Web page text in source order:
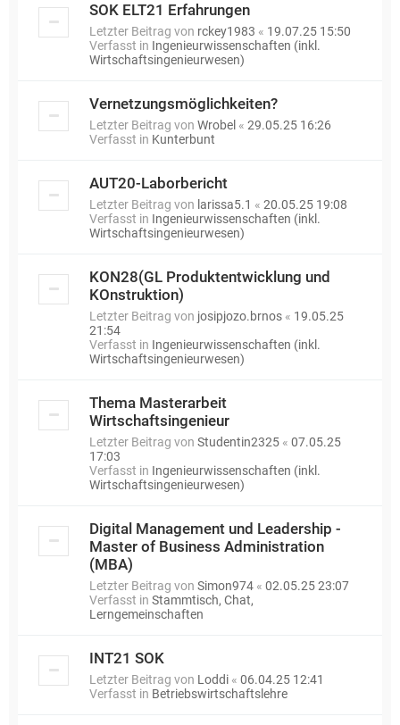
SOK ELT21 Erfahrungen
Letzter Beitrag von rckey1983 « 19.07.25 15:50
Verfasst in Ingenieurwissenschaften (inkl.
Wirtschaftsingenieurwesen)
Vernetzungsmöglichkeiten?
Letzter Beitrag von Wrobel « 29.05.25 16:26
Verfasst in Kunterbunt
AUT20-Laborbericht
Letzter Beitrag von larissa5.1 « 20.05.25 19:08
Verfasst in Ingenieurwissenschaften (inkl.
Wirtschaftsingenieurwesen)
KON28(GL Produktentwicklung und
KOnstruktion)
Letzter Beitrag von josipjozo.brnos « 19.05.25
21:54
Verfasst in Ingenieurwissenschaften (inkl.
Wirtschaftsingenieurwesen)
Thema Masterarbeit
Wirtschaftsingenieur
Letzter Beitrag von Studentin2325 « 07.05.25
17:03
Verfasst in Ingenieurwissenschaften (inkl.
Wirtschaftsingenieurwesen)
Digital Management und Leadership -
Master of Business Administration
(MBA)
Letzter Beitrag von Simon974 « 02.05.25 23:07
Verfasst in Stammtisch, Chat,
Lerngemeinschaften
INT21 SOK
Letzter Beitrag von Loddi « 06.04.25 12:41
Verfasst in Betriebswirtschaftslehre